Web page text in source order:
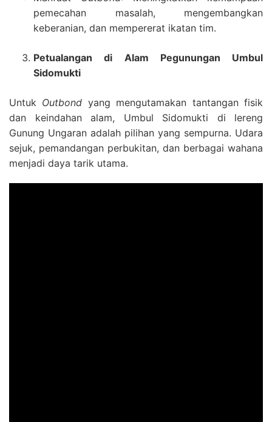
pemecahan masalah, mengembangkan
keberanian, dan mempererat ikatan tim.
Petualangan di Alam Pegunungan Umbul
Sidomukti
Untuk Outbond yang mengutamakan tantangan fisik
dan keindahan alam, Umbul Sidomukti di lereng
Gunung Ungaran adalah pilihan yang sempurna. Udara
sejuk, pemandangan perbukitan, dan berbagai wahana
menjadi daya tarik utama.